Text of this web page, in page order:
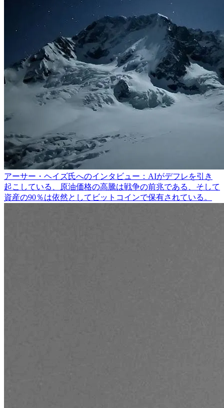
アーサー・ヘイズ氏へのインタビュー：AIがデフレを引き
起こしている、原油価格の高騰は戦争の前兆である、そして
資産の90％は依然としてビットコインで保有されている。